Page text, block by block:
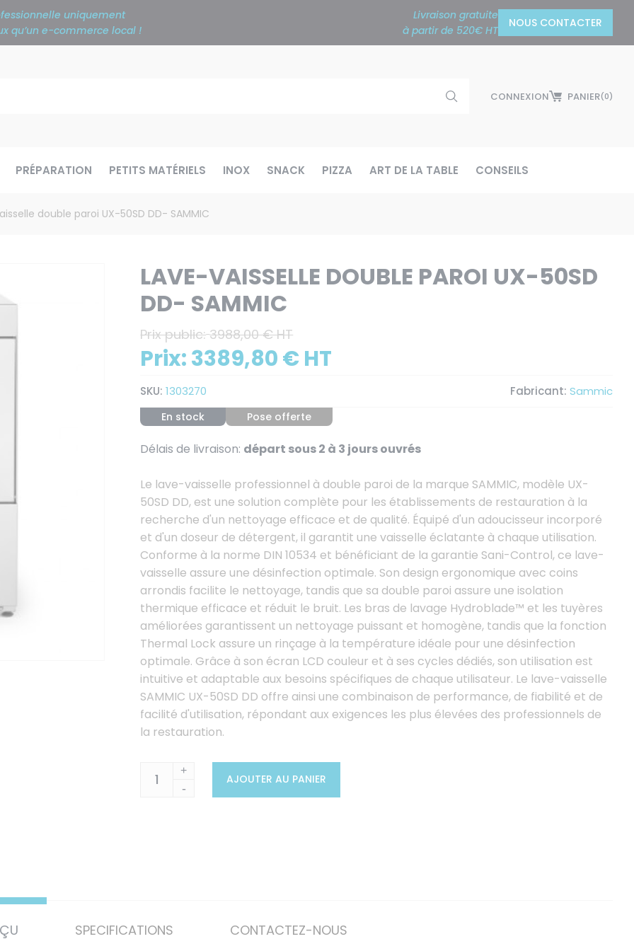
uniquement
qu’un e-commerce local !
Livraison gratuite
à partir de 520€ HT
NOUS CONTACTER
CONNEXION PANIER(0)
PRÉPARATION PETITS MATÉRIELS INOX SNACK PIZZA ART DE LA TABLE CONSEILS
double paroi UX-50SD DD- SAMMIC
LAVE-VAISSELLE DOUBLE PAROI UX-50SD
DD- SAMMIC
Prix public: 3988,00 € HT
Prix:3389,80 € HT
SKU: 1303270 Fabricant: Sammic
En stock Pose offerte
Délais de livraison: départ sous 2 à 3 jours ouvrés
Le lave-vaisselle professionnel à double paroi de la marque SAMMIC, modèle UX-
50SD DD, est une solution complète pour les établissements de restauration à la
recherche d'un nettoyage efficace et de qualité. Équipé d'un adoucisseur incorporé
et d'un doseur de détergent, il garantit une vaisselle éclatante à chaque utilisation.
Conforme à la norme DIN 10534 et bénéficiant de la garantie Sani-Control, ce lave-
vaisselle assure une désinfection optimale. Son design ergonomique avec coins
arrondis facilite le nettoyage, tandis que sa double paroi assure une isolation
thermique efficace et réduit le bruit. Les bras de lavage Hydroblade™ et les tuyères
améliorées garantissent un nettoyage puissant et homogène, tandis que la fonction
Thermal Lock assure un rinçage à la température idéale pour une désinfection
optimale. Grâce à son écran LCD couleur et à ses cycles dédiés, son utilisation est
intuitive et adaptable aux besoins spécifiques de chaque utilisateur. Le lave-vaisselle
SAMMIC UX-50SD DD offre ainsi une combinaison de performance, de fiabilité et de
facilité d'utilisation, répondant aux exigences les plus élevées des professionnels de
la restauration.
+
-
AJOUTER AU PANIER
SPECIFICATIONS CONTACTEZ-NOUS